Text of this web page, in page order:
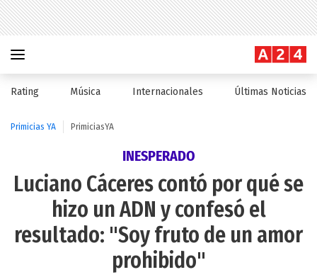
Rating Música Internacionales Últimas Noticias
Primicias YA PrimiciasYA
INESPERADO
Luciano Cáceres contó por qué se
hizo un ADN y confesó el
resultado: "Soy fruto de un amor
prohibido"